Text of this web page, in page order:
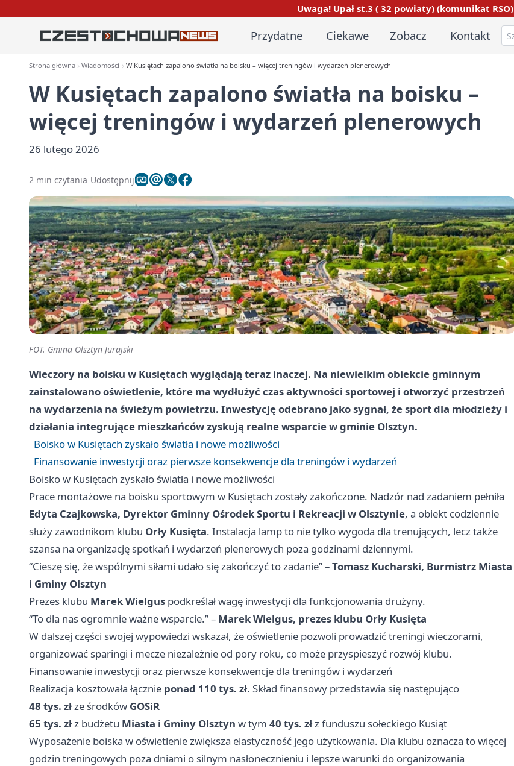
Uwaga! Upał st.3 ( 32 powiaty) (komunikat RSO)
Przydatne Ciekawe Zobacz Kontakt
Strona główna Wiadomości W Kusiętach zapalono światła na boisku – więcej treningów i wydarzeń plenerowych
W Kusiętach zapalono światła na boisku –
więcej treningów i wydarzeń plenerowych
26 lutego 2026
2 min czytania Udostępnij
FOT. Gmina Olsztyn Jurajski
Wieczory na boisku w Kusiętach wyglądają teraz inaczej. Na niewielkim obiekcie gminnym
zainstalowano oświetlenie, które ma wydłużyć czas aktywności sportowej i otworzyć przestrzeń
na wydarzenia na świeżym powietrzu. Inwestycję odebrano jako sygnał, że sport dla młodzieży i
działania integrujące mieszkańców zyskują realne wsparcie w gminie Olsztyn.
Boisko w Kusiętach zyskało światła i nowe możliwości
Finansowanie inwestycji oraz pierwsze konsekwencje dla treningów i wydarzeń
Boisko w Kusiętach zyskało światła i nowe możliwości
Prace montażowe na boisku sportowym w Kusiętach zostały zakończone. Nadzór nad zadaniem pełniła
Edyta Czajkowska, Dyrektor Gminny Ośrodek Sportu i Rekreacji w Olsztynie, a obiekt codziennie
służy zawodnikom klubu Orły Kusięta. Instalacja lamp to nie tylko wygoda dla trenujących, lecz także
szansa na organizację spotkań i wydarzeń plenerowych poza godzinami dziennymi.
“Cieszę się, że wspólnymi siłami udało się zakończyć to zadanie” –Tomasz Kucharski, Burmistrz Miasta
i Gminy Olsztyn
Prezes klubu Marek Wielgus podkreślał wagę inwestycji dla funkcjonowania drużyny.
“To dla nas ogromnie ważne wsparcie.” – Marek Wielgus, prezes klubu Orły Kusięta
W dalszej części swojej wypowiedzi wskazał, że oświetlenie pozwoli prowadzić treningi wieczorami,
organizować sparingi i mecze niezależnie od pory roku, co może przyspieszyć rozwój klubu.
Finansowanie inwestycji oraz pierwsze konsekwencje dla treningów i wydarzeń
Realizacja kosztowała łącznie ponad 110 tys. zł. Skład finansowy przedstawia się następująco
48 tys. złze środków GOSiR
65 tys. złz budżetu Miasta i Gminy Olsztyn w tym 40 tys. złz funduszu sołeckiego Kusiąt
Wyposażenie boiska w oświetlenie zwiększa elastyczność jego użytkowania. Dla klubu oznacza to więcej
godzin treningowych poza dniami o silnym nasłonecznieniu i lepsze warunki do organizowania